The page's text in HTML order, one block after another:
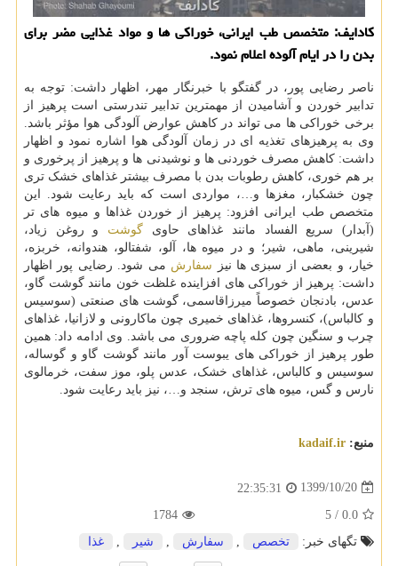
کادایف: متخصص طب ایرانی، خوراکی ها و مواد غذایی مضر برای
بدن را در ایام آلوده اعلام نمود.
ناصر رضایی پور، در گفتگو با خبرنگار مهر، اظهار داشت: توجه به
تدابیر خوردن و آشامیدن از مهمترین تدابیر تندرستی است پرهیز از
برخی خوراکی ها می تواند در کاهش عوارض آلودگی هوا مؤثر باشد.
وی به پرهیزهای تغذیه ای در زمان آلودگی هوا اشاره نمود و اظهار
داشت: کاهش مصرف خوردنی ها و نوشیدنی ها و پرهیز از پرخوری و
بر هم خوری، کاهش رطوبات بدن با مصرف بیشتر غذاهای خشک تری
چون خشکبار، مغزها و…، مواردی است که باید رعایت شود. این
متخصص طب ایرانی افزود: پرهیز از خوردن غذاها و میوه های تر
(آبدار) سریع الفساد مانند غذاهای حاوی گوشت و روغن زیاد،
شیرینی، ماهی، شیر؛ و در میوه ها، آلو، شفتالو، هندوانه، خربزه،
خیار، و بعضی از سبزی ها نیز سفارش می شود. رضایی پور اظهار
داشت: پرهیز از خوراکی های افزاینده غلظت خون مانند گوشت گاو،
عدس، بادنجان خصوصاً میرزاقاسمی، گوشت های صنعتی (سوسیس
و کالباس)، کنسروها، غذاهای خمیری چون ماکارونی و لازانیا، غذاهای
چرب و سنگین چون کله پاچه ضروری می باشد. وی ادامه داد: همین
طور پرهیز از خوراکی های یبوست آور مانند گوشت گاو و گوساله،
سوسیس و کالباس، غذاهای خشک، عدس پلو، موز سفت، خرمالوی
نارس و گس، میوه های ترش، سنجد و…، نیز باید رعایت شود.
منبع: kadaif.ir
1399/10/20
22:35:31
0.0
/
5
1784
تگهای خبر:
تخصص سفارش شیر غذا